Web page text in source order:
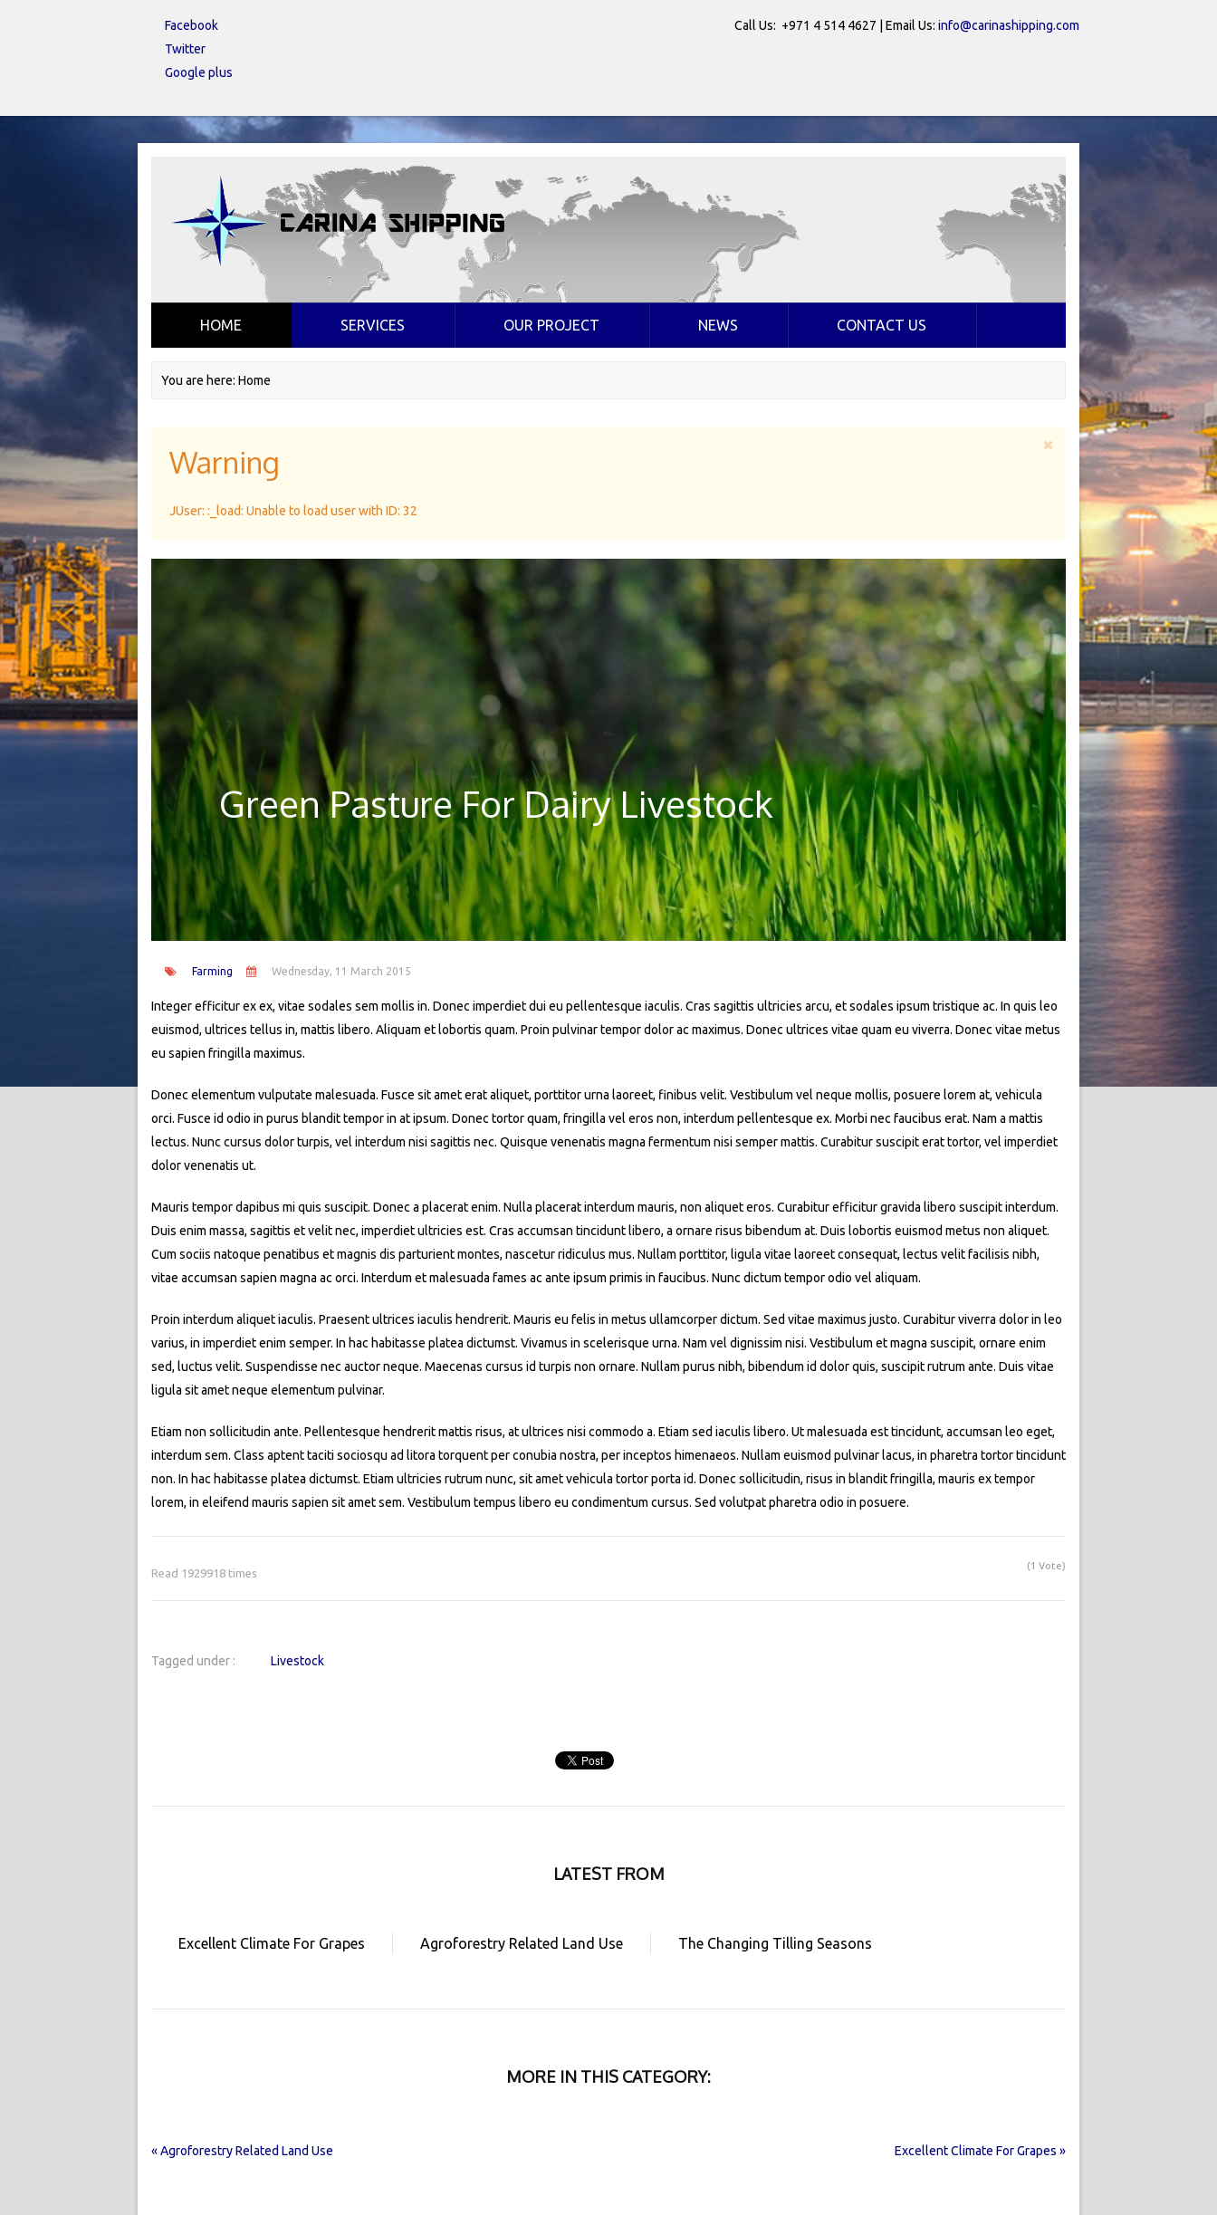
Facebook
Twitter
Google plus
Call Us: +971 4 514 4627 | Email Us: info@carinashipping.com
HOME SERVICES OUR PROJECT NEWS CONTACT US
You are here: Home
Warning
JUser: :_load: Unable to load user with ID: 32
Green Pasture For Dairy Livestock
Farming Wednesday, 11 March 2015
Integer efficitur ex ex, vitae sodales sem mollis in. Donec imperdiet dui eu pellentesque iaculis. Cras sagittis ultricies arcu, et sodales ipsum tristique ac. In quis leo
euismod, ultrices tellus in, mattis libero. Aliquam et lobortis quam. Proin pulvinar tempor dolor ac maximus. Donec ultrices vitae quam eu viverra. Donec vitae metus
eu sapien fringilla maximus.
Donec elementum vulputate malesuada. Fusce sit amet erat aliquet, porttitor urna laoreet, finibus velit. Vestibulum vel neque mollis, posuere lorem at, vehicula
orci. Fusce id odio in purus blandit tempor in at ipsum. Donec tortor quam, fringilla vel eros non, interdum pellentesque ex. Morbi nec faucibus erat. Nam a mattis
lectus. Nunc cursus dolor turpis, vel interdum nisi sagittis nec. Quisque venenatis magna fermentum nisi semper mattis. Curabitur suscipit erat tortor, vel imperdiet
dolor venenatis ut.
Mauris tempor dapibus mi quis suscipit. Donec a placerat enim. Nulla placerat interdum mauris, non aliquet eros. Curabitur efficitur gravida libero suscipit interdum.
Duis enim massa, sagittis et velit nec, imperdiet ultricies est. Cras accumsan tincidunt libero, a ornare risus bibendum at. Duis lobortis euismod metus non aliquet.
Cum sociis natoque penatibus et magnis dis parturient montes, nascetur ridiculus mus. Nullam porttitor, ligula vitae laoreet consequat, lectus velit facilisis nibh,
vitae accumsan sapien magna ac orci. Interdum et malesuada fames ac ante ipsum primis in faucibus. Nunc dictum tempor odio vel aliquam.
Proin interdum aliquet iaculis. Praesent ultrices iaculis hendrerit. Mauris eu felis in metus ullamcorper dictum. Sed vitae maximus justo. Curabitur viverra dolor in leo
varius, in imperdiet enim semper. In hac habitasse platea dictumst. Vivamus in scelerisque urna. Nam vel dignissim nisi. Vestibulum et magna suscipit, ornare enim
sed, luctus velit. Suspendisse nec auctor neque. Maecenas cursus id turpis non ornare. Nullam purus nibh, bibendum id dolor quis, suscipit rutrum ante. Duis vitae
ligula sit amet neque elementum pulvinar.
Etiam non sollicitudin ante. Pellentesque hendrerit mattis risus, at ultrices nisi commodo a. Etiam sed iaculis libero. Ut malesuada est tincidunt, accumsan leo eget,
interdum sem. Class aptent taciti sociosqu ad litora torquent per conubia nostra, per inceptos himenaeos. Nullam euismod pulvinar lacus, in pharetra tortor tincidunt
non. In hac habitasse platea dictumst. Etiam ultricies rutrum nunc, sit amet vehicula tortor porta id. Donec sollicitudin, risus in blandit fringilla, mauris ex tempor
lorem, in eleifend mauris sapien sit amet sem. Vestibulum tempus libero eu condimentum cursus. Sed volutpat pharetra odio in posuere.
(1 Vote)
Read 1929918 times
Tagged under : Livestock
LATEST FROM
Excellent Climate For Grapes Agroforestry Related Land Use The Changing Tilling Seasons
MORE IN THIS CATEGORY:
« Agroforestry Related Land Use Excellent Climate For Grapes »